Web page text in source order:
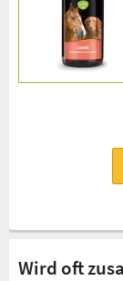
Wird oft